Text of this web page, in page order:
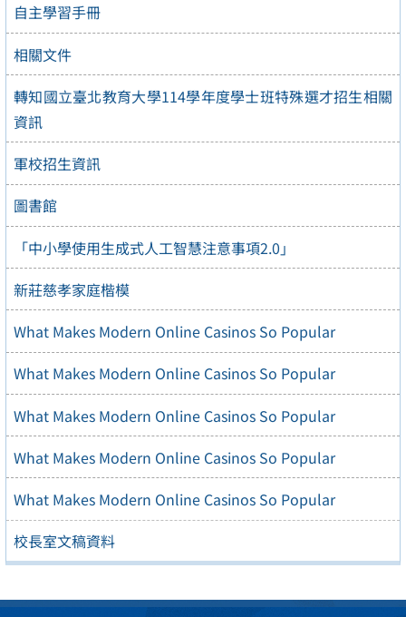
自主學習手冊
相關文件
轉知國立臺北教育大學114學年度學士班特殊選才招生相關
資訊
軍校招生資訊
圖書館
「中小學使用生成式人工智慧注意事項2.0」
新莊慈孝家庭楷模
What Makes Modern Online Casinos So Popular
What Makes Modern Online Casinos So Popular
What Makes Modern Online Casinos So Popular
What Makes Modern Online Casinos So Popular
What Makes Modern Online Casinos So Popular
校長室文稿資料